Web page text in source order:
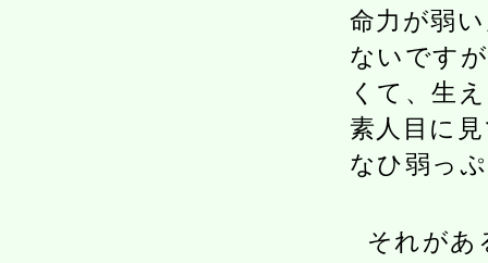
命力が弱
ないです
くて、生
素人目に
なひ弱っ
それがあ